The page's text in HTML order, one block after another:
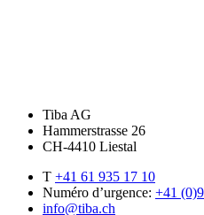
Tiba AG
Hammerstrasse 26
CH-4410 Liestal
T +41 61 935 17 10
Numéro d’urgence: +41
info@tiba.ch